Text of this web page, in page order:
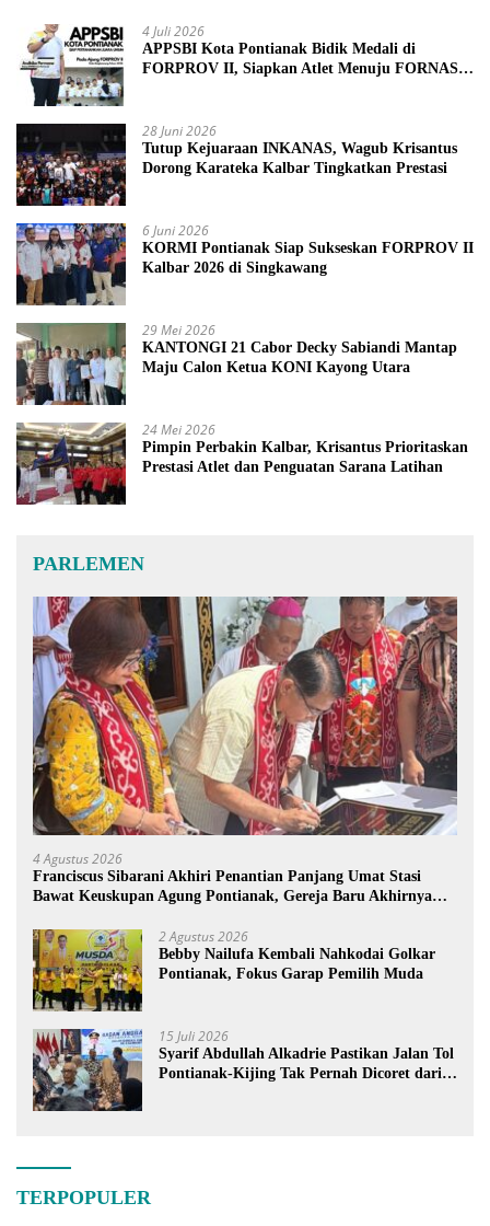
4 Juli 2026
APPSBI Kota Pontianak Bidik Medali di
FORPROV II, Siapkan Atlet Menuju FORNAS
28 Juni 2026
Tutup Kejuaraan INKANAS, Wagub Krisantus
Dorong Karateka Kalbar Tingkatkan Prestasi
6 Juni 2026
KORMI Pontianak Siap Sukseskan FORPROV II
Kalbar 2026 di Singkawang
29 Mei 2026
KANTONGI 21 Cabor Decky Sabiandi Mantap
Maju Calon Ketua KONI Kayong Utara
24 Mei 2026
Pimpin Perbakin Kalbar, Krisantus Prioritaskan
Prestasi Atlet dan Penguatan Sarana Latihan
PARLEMEN
4 Agustus 2026
Franciscus Sibarani Akhiri Penantian Panjang Umat Stasi
Bawat Keuskupan Agung Pontianak, Gereja Baru Akhirnya
2 Agustus 2026
Bebby Nailufa Kembali Nahkodai Golkar
Pontianak, Fokus Garap Pemilih Muda
15 Juli 2026
Syarif Abdullah Alkadrie Pastikan Jalan Tol
Pontianak-Kijing Tak Pernah Dicoret dari
TERPOPULER